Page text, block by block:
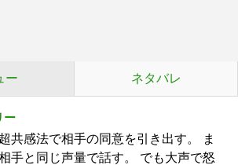
ー ネタバレ
ー
共感法で相手の同意を引き出す。 ま
手と同じ声量で話す。 でも大声で怒